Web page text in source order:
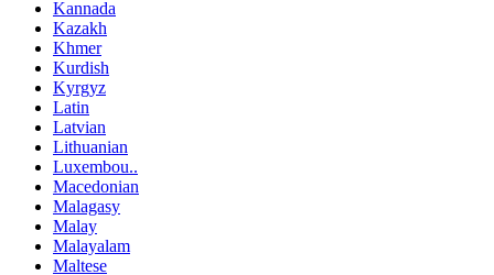
Kannada
Kazakh
Khmer
Kurdish
Kyrgyz
Latin
Latvian
Lithuanian
Luxembou..
Macedonian
Malagasy
Malay
Malayalam
Maltese